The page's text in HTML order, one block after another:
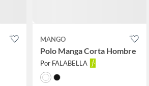
MANGO
Polo Manga Corta Hombre
Por FALABELLA